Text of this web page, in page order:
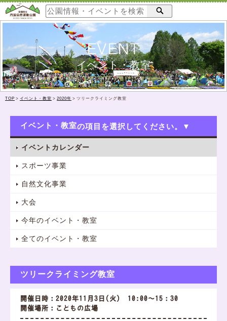
EVENT
イベント・教室
TOP > イベント・教室 > 2020年 > ツリークライミング教室
イベント・教室
イベントカレンダー
スポーツ事業
自然文化事業
大会
今年のイベント・教室
全てのイベント・教室
ツリークライミング教室
開催日時：2020年11月3日(火) 10:00～15：30
開催場所：こどもの広場